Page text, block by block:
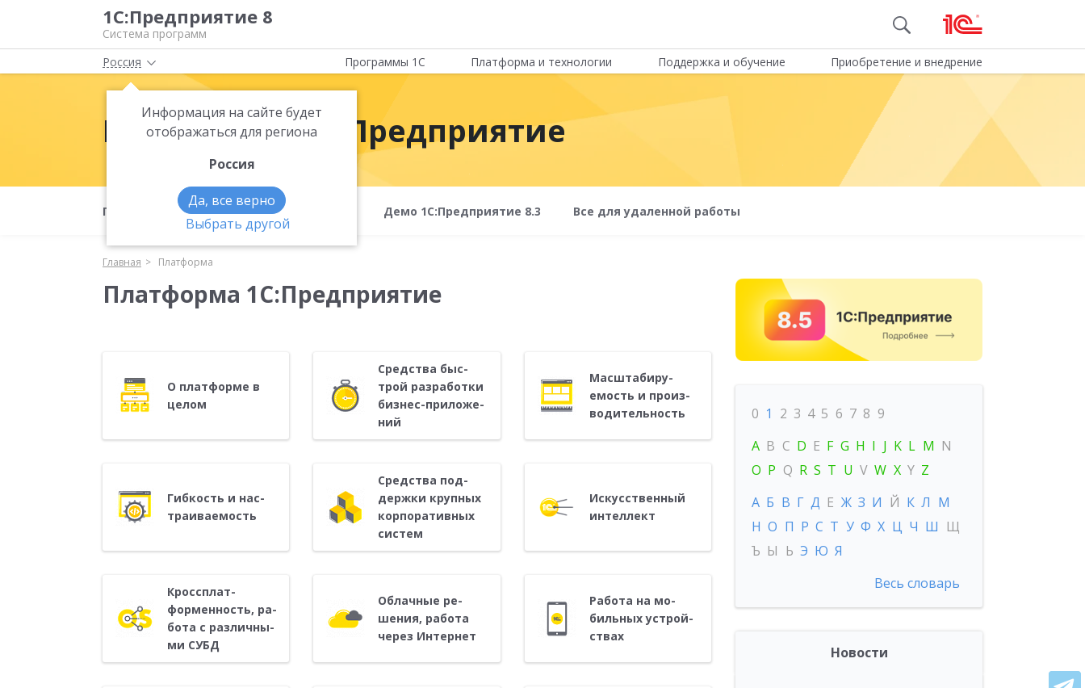
1С:Предприятие 8
Система программ
Россия
Информация на сайте будет
отображаться для региона
Россия
Да, все верно
Выбрать другой
Программы 1С Платформа и технологии Поддержка и обучение Приобретение и внедрение
Платформа 1С:Предприятие
Полезные материалы Что нового Демо 1С:Предприятие 8.3 Все для удаленной работы
Главная Платформа
Платформа 1С:Предприятие
О плат­форме в
це­лом
Средс­тва быс­
трой раз­ра­бот­ки
биз­нес-при­ложе­
ний
Мас­шта­биру­
емость и про­из­
во­дитель­ность
Гиб­кость и нас­
тра­ива­емость
Средс­тва под­
дер­жки круп­ных
кор­по­ратив­ных
сис­тем
Ис­кусс­твен­ный
ин­теллект
Кросс­плат­
формен­ность, ра­
бота с раз­личны­
ми СУБД
Об­лачные ре­
шения, ра­бота
че­рез Ин­тернет
Ра­бота на мо­
биль­ных ус­трой­
ствах
0 1 2 3 4 5 6 7 8 9
A B C D E F G H I J K L M N
O P Q R S T U V W X Y Z
А Б В Г Д Е Ж З И Й К Л М
Н О П Р С Т У Ф Х Ц Ч Ш Щ
Ъ Ы Ь Э Ю Я
Весь словарь
Новости